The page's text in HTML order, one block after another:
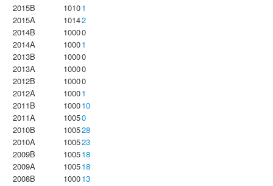
2015B
10101
2015A
10142
2014B
10000
2014A
10001
2013B
10000
2013A
10000
2012B
10000
2012A
10001
2011B
100010
2011A
10050
2010B
100528
2010A
100523
2009B
100518
2009A
100518
2008B
100013